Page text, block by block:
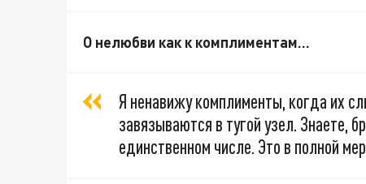
О нелюбви как к комплиментам…
Я ненавижу комплименты, когда их
завязываются в тугой узел. Знаете,
единственном числе. Это в полной